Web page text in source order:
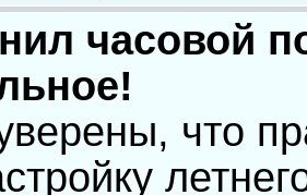
часовой
что